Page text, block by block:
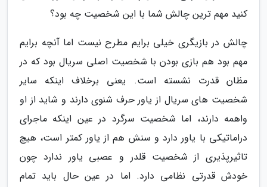
کنید مهم ترین چالش شما با این شخصیت چه بود؟
چالش در بازیگری خیلی برایم مطرح نیست اما آنچه برایم
مهم بود هم بازی بودن با شخصیت اصلی سریال بود که در
مظان قدرت نشسته است. یعنی برخلاف اینکه سایر
شخصیت های سریال از یاور حرف شنوی دارند و شاید از او
واهمه دارند، اما شخصیت سرگرد در عین اینکه ماجرای
دراماتیکی با یاور دارد و سنش هم از یاور کمتر است، هیچ
تاثیرپذیری از شخصیت قلدر و عصبی یاور ندارد چون
خودش قدرتی نظامی دارد. اما در عین حال باید تمام